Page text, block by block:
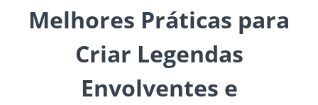
Melhores Práticas para
Criar Legendas
Envolventes e